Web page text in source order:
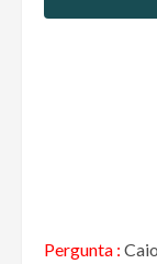
Pergunta :